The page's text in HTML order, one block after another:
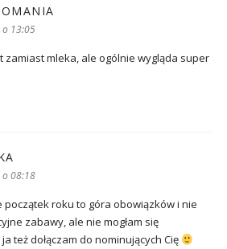
o 13:05
zamiast mleka, ale ogólnie wygląda super
o 08:18
początek roku to góra obowiązków i nie
zabawy, ale nie mogłam się
też dołączam do nominujących Cię